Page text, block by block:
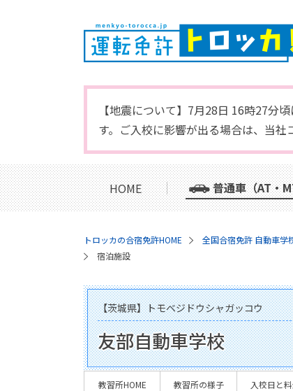
【地震について】7月28日 16時27分
す。ご入校に影響が出る場合は、当社
HOME 普通車（AT・
トロッカの合宿免許HOME 全国合宿免許 自動車学
宿泊施設
【茨城県】トモベジドウシャガッコウ
友部自動車学校
教習所HOME 教習所の様子 入校日と